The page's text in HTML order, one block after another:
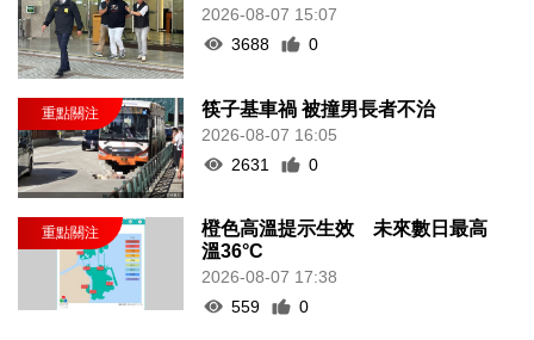
2026-08-07 15:07
3688
0
筷子基車禍 被撞男長者不治
2026-08-07 16:05
2631
0
橙色高溫提示生效 未來數日最高
溫36°C
2026-08-07 17:38
559
0